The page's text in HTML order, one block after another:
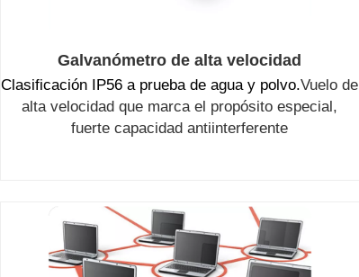
Galvanómetro de alta velocidad
Clasificación IP56 a prueba de agua y polvo.Vuelo de
alta velocidad que marca el propósito especial,
fuerte capacidad antiinterferente